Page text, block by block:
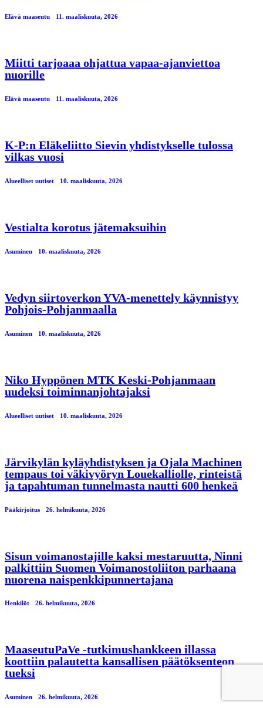
Elävä maaseutu 11. maaliskuuta, 2026
Miitti tarjoaaa ohjattua vapaa-ajanviettoa
nuorille
Elävä maaseutu 11. maaliskuuta, 2026
K-P:n Eläkeliitto Sievin yhdistykselle tulossa
vilkas vuosi
Alueelliset uutiset 10. maaliskuuta, 2026
Vestialta korotus jätemaksuihin
Asuminen 10. maaliskuuta, 2026
Vedyn siirtoverkon YVA-menettely käynnistyy
Pohjois-Pohjanmaalla
Asuminen 10. maaliskuuta, 2026
Niko Hyppönen MTK Keski-Pohjanmaan
uudeksi toiminnanjohtajaksi
Alueelliset uutiset 10. maaliskuuta, 2026
Järvikylän kyläyhdistyksen ja Ojala Machinen
tempaus toi väkivyöryn Louekalliolle, rinteistä
ja tapahtuman tunnelmasta nautti 600 henkeä
Pääkirjoitus 26. helmikuuta, 2026
Sisun voimanostajille kaksi mestaruutta, Ninni
palkittiin Suomen Voimanostoliiton parhaana
nuorena naispenkkipunnertajana
Henkilöt 26. helmikuuta, 2026
MaaseutuPaVe -tutkimushankkeen illassa
koottiin palautetta kansallisen päätöksenteon
tueksi
Asuminen 26. helmikuuta, 2026